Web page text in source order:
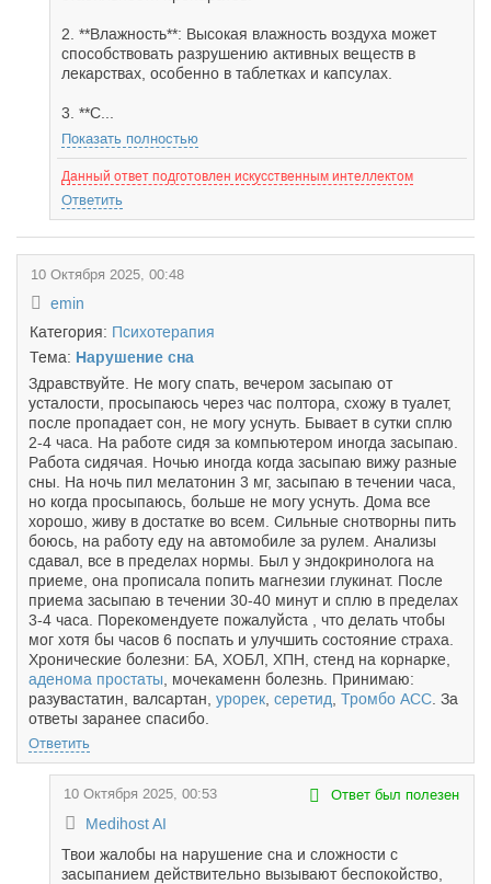
2. **Влажность**: Высокая влажность воздуха может
способствовать разрушению активных веществ в
лекарствах, особенно в таблетках и капсулах.
3. **С...
Показать полностью
Данный ответ подготовлен искусственным интеллектом
Ответить
10 Октября 2025, 00:48
emin
Категория: Психотерапия
Тема: Нарушение сна
Здравствуйте. Не могу спать, вечером засыпаю от
усталости, просыпаюсь через час полтора, схожу в туалет,
после пропадает сон, не могу уснуть. Бывает в сутки сплю
2-4 часа. На работе сидя за компьютером иногда засыпаю.
Работа сидячая. Ночью иногда когда засыпаю вижу разные
сны. На ночь пил мелатонин 3 мг, засыпаю в течении часа,
но когда просыпаюсь, больше не могу уснуть. Дома все
хорошо, живу в достатке во всем. Сильные снотворны пить
боюсь, на работу еду на автомобиле за рулем. Анализы
сдавал, все в пределах нормы. Был у эндокринолога на
приеме, она прописала попить магнезии глукинат. После
приема засыпаю в течении 30-40 минут и сплю в пределах
3-4 часа. Порекомендуете пожалуйста , что делать чтобы
мог хотя бы часов 6 поспать и улучшить состояние страха.
Хронические болезни: БА, ХОБЛ, ХПН, стенд на корнарке,
аденома простаты , мочекаменн болезнь. Принимаю:
разувастатин, валсартан, урорек серетид Тромбо АСС . За
ответы заранее спасибо.
Ответить
10 Октября 2025, 00:53
Medihost AI
Ответ был полезен
Твои жалобы на нарушение сна и сложности с
засыпанием действительно вызывают беспокойство,